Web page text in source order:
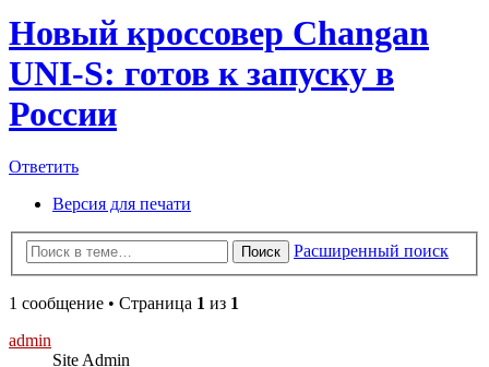
Новый кроссовер Changan
UNI‑S: готов к запуску в
России
Ответить
Версия для печати
Поиск Расширенный поиск
1 сообщение • Страница 1 из 1
admin
Site Admin